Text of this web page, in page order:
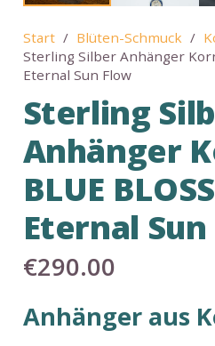
Start / Blüten-Schmuck /
Sterling Silber Anhänger
Eternal Sun Flow
Sterling
Anhänger
BLUE
Eternal
€290.00
Anhänger aus